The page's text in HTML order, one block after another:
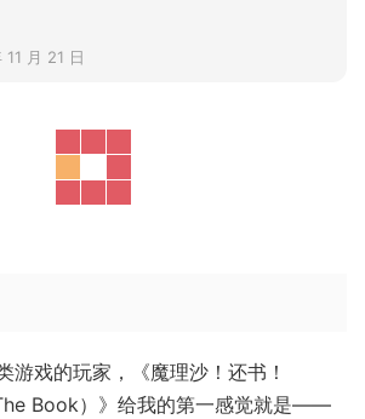
月 21 日
游戏的玩家，《魔理沙！还书！
Book）》给我的第一感觉就是——